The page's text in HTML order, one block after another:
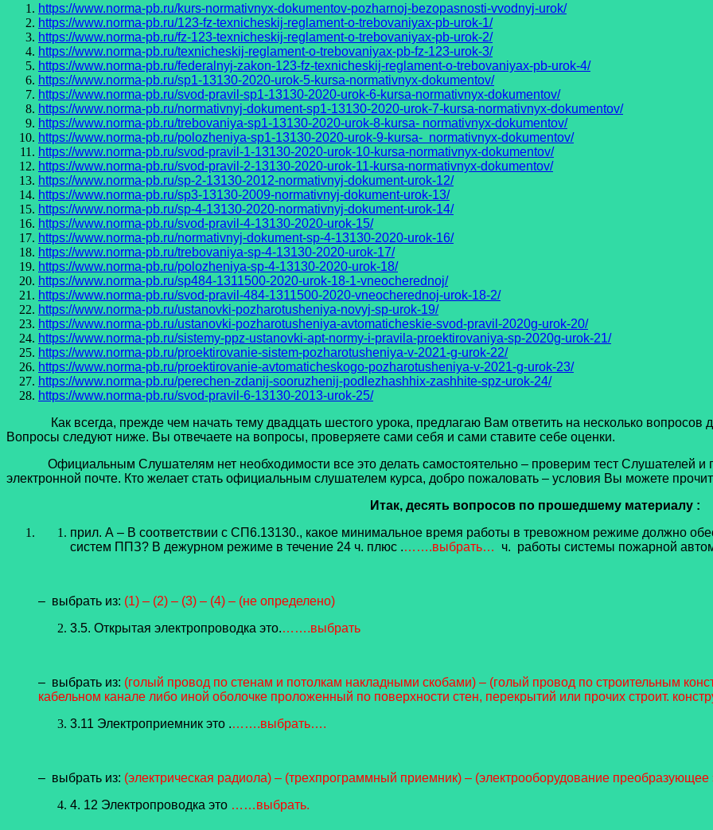
https://www.norma-pb.ru/kurs-normativnyx-dokumentov-pozharnoj-bezopasnosti-vvodnyj-urok/
https://www.norma-pb.ru/123-fz-texnicheskij-reglament-o-trebovaniyax-pb-urok-1/
https://www.norma-pb.ru/fz-123-texnicheskij-reglament-o-trebovaniyax-pb-urok-2/
https://www.norma-pb.ru/texnicheskij-reglament-o-trebovaniyax-pb-fz-123-urok-3/
https://www.norma-pb.ru/federalnyj-zakon-123-fz-texnicheskij-reglament-o-trebovaniyax-pb-urok-4/
https://www.norma-pb.ru/sp1-13130-2020-urok-5-kursa-normativnyx-dokumentov/
https://www.norma-pb.ru/svod-pravil-sp1-13130-2020-urok-6-kursa-normativnyx-dokumentov/
https://www.norma-pb.ru/normativnyj-dokument-sp1-13130-2020-urok-7-kursa-normativnyx-dokumentov/
https://www.norma-pb.ru/trebovaniya-sp1-13130-2020-urok-8-kursa- normativnyx-dokumentov/
https://www.norma-pb.ru/polozheniya-sp1-13130-2020-urok-9-kursa- normativnyx-dokumentov/
https://www.norma-pb.ru/svod-pravil-1-13130-2020-urok-10-kursa-normativnyx-dokumentov/
https://www.norma-pb.ru/svod-pravil-2-13130-2020-urok-11-kursa-normativnyx-dokumentov/
https://www.norma-pb.ru/sp-2-13130-2012-normativnyj-dokument-urok-12/
https://www.norma-pb.ru/sp3-13130-2009-normativnyj-dokument-urok-13/
https://www.norma-pb.ru/sp-4-13130-2020-normativnyj-dokument-urok-14/
https://www.norma-pb.ru/svod-pravil-4-13130-2020-urok-15/
https://www.norma-pb.ru/normativnyj-dokument-sp-4-13130-2020-urok-16/
https://www.norma-pb.ru/trebovaniya-sp-4-13130-2020-urok-17/
https://www.norma-pb.ru/polozheniya-sp-4-13130-2020-urok-18/
https://www.norma-pb.ru/sp484-1311500-2020-urok-18-1-vneocherednoj/
https://www.norma-pb.ru/svod-pravil-484-1311500-2020-vneocherednoj-urok-18-2/
https://www.norma-pb.ru/ustanovki-pozharotusheniya-novyj-sp-urok-19/
https://www.norma-pb.ru/ustanovki-pozharotusheniya-avtomaticheskie-svod-pravil-2020g-urok-20/
https://www.norma-pb.ru/sistemy-ppz-ustanovki-apt-normy-i-pravila-proektirovaniya-sp-2020g-urok-21/
https://www.norma-pb.ru/proektirovanie-sistem-pozharotusheniya-v-2021-g-urok-22/
https://www.norma-pb.ru/proektirovanie-avtomaticheskogo-pozharotusheniya-v-2021-g-urok-23/
https://www.norma-pb.ru/perechen-zdanij-sooruzhenij-podlezhashhix-zashhite-spz-urok-24/
https://www.norma-pb.ru/svod-pravil-6-13130-2013-urok-25/
Как всегда, прежде чем начать тему двадцать шестого урока, предлагаю Вам ответить на несколько вопросов
Вопросы следуют ниже. Вы отвечаете на вопросы, проверяете сами себя и сами ставите себе оценки.
Официальным Слушателям нет необходимости все это делать самостоятельно – проверим тест Слушателей и
электронной почте. Кто желает стать официальным слушателем курса, добро пожаловать – условия Вы можете
Итак, десять вопросов по прошедшему материалу :
прил. А – В соответствии с СП6.13130., какое минимальное время работы в тревожном режиме должно
систем ППЗ? В дежурном режиме в течение 24 ч. плюс .…….выбрать… ч. работы системы пожарной
– выбрать из: (1) – (2) – (3) – (4) – (не определено)
3.5. Открытая электропроводка это.…….выбрать
– выбрать из: (голый провод по стенам и потолкам накладными скобами) – (голый провод по строительным
кабельном канале либо иной оболочке проложенный по поверхности стен, перекрытий или прочих строит.
3.11 Электроприемник это .…….выбрать….
– выбрать из: (электрическая радиола) – (трехпрограммный приемник) – (электрооборудование
4. 12 Электропроводка это ……выбрать.